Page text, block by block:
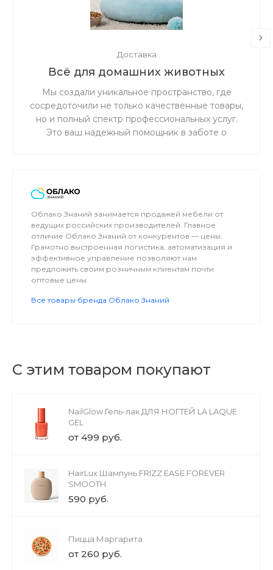
Доставка
Всё для домашних животных
Мы создали уникальное пространство, где
сосредоточили не только качественные товары,
но и полный спектр профессиональных услуг.
Это ваш надежный помощник в заботе о
Облако Знаний занимается продажей мебели от
ведущих российских производителей. Главное
отличие Облако Знаний от конкурентов — цены.
Грамотно выстроенная логистика, автоматизация и
эффективное управление позволяют нам
предложить своим розничным клиентам почти
оптовые цены.
Все товары бренда Облако Знаний
С этим товаром покупают
NailGlow Гель-лак ДЛЯ НОГТЕЙ LA LAQUE
GEL
от 499 руб.
HairLux Шампунь FRIZZ EASE FOREVER
SMOOTH
590 руб.
Пицца Маргарита
от 260 руб.